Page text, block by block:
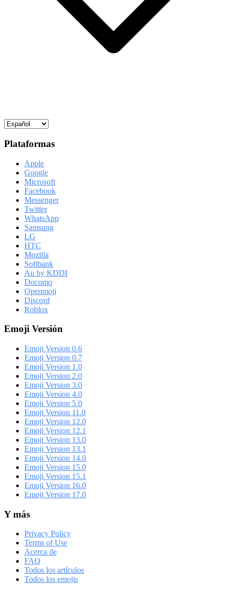
Plataformas
Apple
Google
Microsoft
Facebook
Messenger
Twitter
WhatsApp
Samsung
LG
HTC
Mozilla
Softbank
Au by KDDI
Docomo
Openmoji
Discord
Roblox
Emoji Versión
Emoji Version 0.6
Emoji Version 0.7
Emoji Version 1.0
Emoji Version 2.0
Emoji Version 3.0
Emoji Version 4.0
Emoji Version 5.0
Emoji Version 11.0
Emoji Version 12.0
Emoji Version 12.1
Emoji Version 13.0
Emoji Version 13.1
Emoji Version 14.0
Emoji Version 15.0
Emoji Version 15.1
Emoji Version 16.0
Emoji Version 17.0
Y más
Privacy Policy
Terms of Use
Acerca de
FAQ
Todos los artículos
Todos los emojis